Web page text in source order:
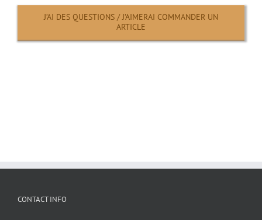
J’AI DES QUESTIONS / J’AIMERAI COMMANDER UN
ARTICLE
CONTACT INFO